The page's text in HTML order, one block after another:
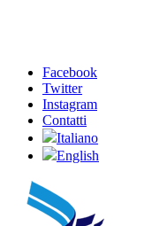
Facebook
Twitter
Instagram
Contatti
Italiano
English